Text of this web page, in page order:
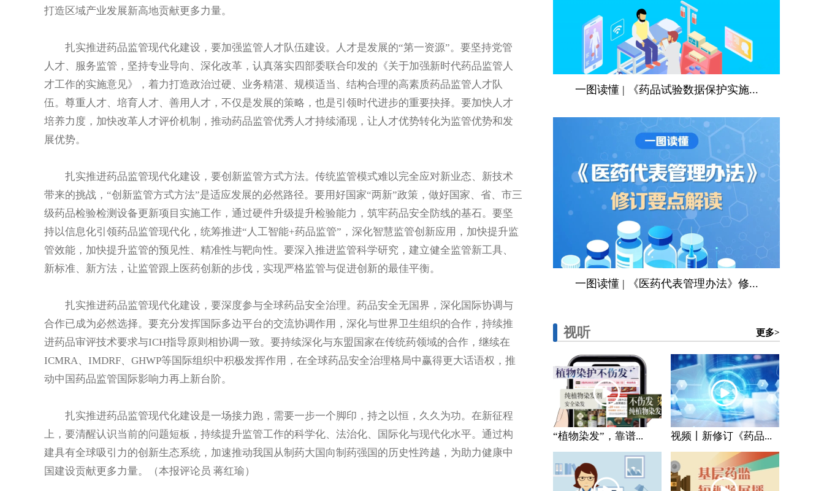
打造区域产业发展新高地贡献更多力量。
扎实推进药品监管现代化建设，要加强监管人才队伍建设。人才是发展的“第一资源”。要坚持党管
人才、服务监管，坚持专业导向、深化改革，认真落实四部委联合印发的《关于加强新时代药品监管人
才工作的实施意见》，着力打造政治过硬、业务精湛、规模适当、结构合理的高素质药品监管人才队
伍。尊重人才、培育人才、善用人才，不仅是发展的策略，也是引领时代进步的重要抉择。要加快人才
培养力度，加快改革人才评价机制，推动药品监管优秀人才持续涌现，让人才优势转化为监管优势和发
展优势。
扎实推进药品监管现代化建设，要创新监管方式方法。传统监管模式难以完全应对新业态、新技术
带来的挑战，“创新监管方式方法”是适应发展的必然路径。要用好国家“两新”政策，做好国家、省、市三
级药品检验检测设备更新项目实施工作，通过硬件升级提升检验能力，筑牢药品安全防线的基石。要坚
持以信息化引领药品监管现代化，统筹推进“人工智能+药品监管”，深化智慧监管创新应用，加快提升监
管效能，加快提升监管的预见性、精准性与靶向性。要深入推进监管科学研究，建立健全监管新工具、
新标准、新方法，让监管跟上医药创新的步伐，实现严格监管与促进创新的最佳平衡。
扎实推进药品监管现代化建设，要深度参与全球药品安全治理。药品安全无国界，深化国际协调与
合作已成为必然选择。要充分发挥国际多边平台的交流协调作用，深化与世界卫生组织的合作，持续推
进药品审评技术要求与ICH指导原则相协调一致。要持续深化与东盟国家在传统药领域的合作，继续在
ICMRA、IMDRF、GHWP等国际组织中积极发挥作用，在全球药品安全治理格局中赢得更大话语权，推
动中国药品监管国际影响力再上新台阶。
扎实推进药品监管现代化建设是一场接力跑，需要一步一个脚印，持之以恒，久久为功。在新征程
上，要清醒认识当前的问题短板，持续提升监管工作的科学化、法治化、国际化与现代化水平。通过构
建具有全球吸引力的创新生态系统，加速推动我国从制药大国向制药强国的历史性跨越，为助力健康中
国建设贡献更多力量。（本报评论员 蒋红瑜）
一图读懂 | 《药品试验数据保护实施...
一图读懂 | 《医药代表管理办法》修...
视听 更多>
“植物染发”，靠谱... 视频丨新修订《药品...